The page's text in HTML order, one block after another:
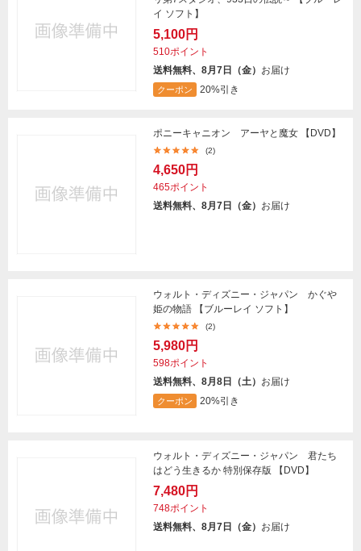
イ ソフト】
5,100円
510ポイント
送料無料、8月7日（金） お届け
クーポン 20%引き
ポニーキャニオン アーヤと魔女 【DVD】
(2)
4,650円
465ポイント
送料無料、8月7日（金） お届け
ウォルト・ディズニー・ジャパン かぐや
姫の物語 【ブルーレイ ソフト】
(2)
5,980円
598ポイント
送料無料、8月8日（土） お届け
クーポン 20%引き
ウォルト・ディズニー・ジャパン 君たち
はどう生きるか 特別保存版 【DVD】
7,480円
748ポイント
送料無料、8月7日（金） お届け